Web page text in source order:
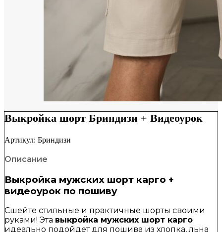
Выкройка шорт Бриндизи + Видеоурок
Артикул: Бриндизи
Описание
Выкройка мужских шорт карго +
видеоурок по пошиву
Сшейте стильные и практичные шорты своими
руками! Эта выкройка мужских шорт карго
идеально подойдет для пошива из хлопка, льна